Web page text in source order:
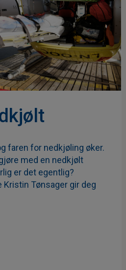
faren for nedkjøling øker.
med en nedkjølt
er det egentlig?
Tønsager gir deg